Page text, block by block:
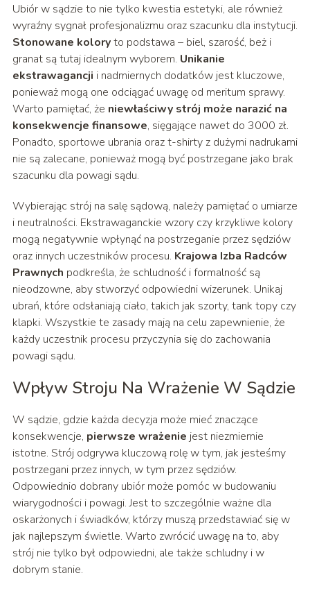
Ubiór w sądzie to nie tylko kwestia estetyki, ale również
wyraźny sygnał profesjonalizmu oraz szacunku dla instytucji.
Stonowane koloryto podstawa – biel, szarość, beż i
granat są tutaj idealnym wyborem. Unikanie
ekstrawagancji i nadmiernych dodatków jest kluczowe,
ponieważ mogą one odciągać uwagę od meritum sprawy.
Warto pamiętać, że niewłaściwy strój może narazić na
konsekwencje finansowe, sięgające nawet do 3000 zł.
Ponadto, sportowe ubrania oraz t-shirty z dużymi nadrukami
nie są zalecane, ponieważ mogą być postrzegane jako brak
szacunku dla powagi sądu.
Wybierając strój na salę sądową, należy pamiętać o umiarze
i neutralności. Ekstrawaganckie wzory czy krzykliwe kolory
mogą negatywnie wpłynąć na postrzeganie przez sędziów
oraz innych uczestników procesu. Krajowa Izba Radców
Prawnych podkreśla, że schludność i formalność są
nieodzowne, aby stworzyć odpowiedni wizerunek. Unikaj
ubrań, które odsłaniają ciało, takich jak szorty, tank topy czy
klapki. Wszystkie te zasady mają na celu zapewnienie, że
każdy uczestnik procesu przyczynia się do zachowania
powagi sądu.
Wpływ Stroju Na Wrażenie W Sądzie
W sądzie, gdzie każda decyzja może mieć znaczące
konsekwencje, pierwsze wrażenie jest niezmiernie
istotne. Strój odgrywa kluczową rolę w tym, jak jesteśmy
postrzegani przez innych, w tym przez sędziów.
Odpowiednio dobrany ubiór może pomóc w budowaniu
wiarygodności i powagi. Jest to szczególnie ważne dla
oskarżonych i świadków, którzy muszą przedstawiać się w
jak najlepszym świetle. Warto zwrócić uwagę na to, aby
strój nie tylko był odpowiedni, ale także schludny i w
dobrym stanie.